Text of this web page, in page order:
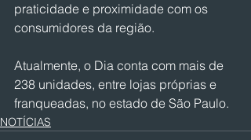
praticidade e proximidade com os
consumidores da região.
Atualmente, o Dia conta com mais de
238 unidades, entre lojas próprias e
franqueadas, no estado de São Paulo.
NOTÍCIAS